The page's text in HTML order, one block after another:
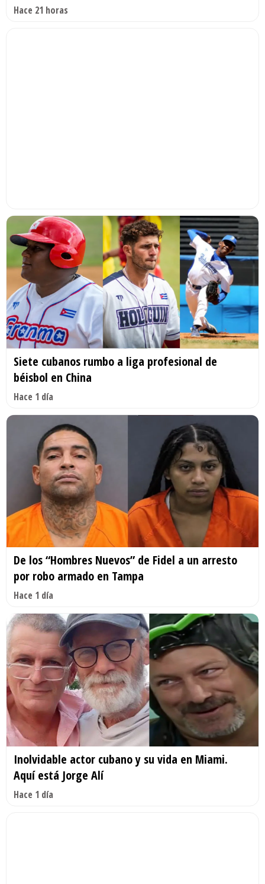
Hace 21 horas
Siete cubanos rumbo a liga profesional de
béisbol en China
Hace 1 día
De los “Hombres Nuevos” de Fidel a un arresto
por robo armado en Tampa
Hace 1 día
Inolvidable actor cubano y su vida en Miami.
Aquí está Jorge Alí
Hace 1 día